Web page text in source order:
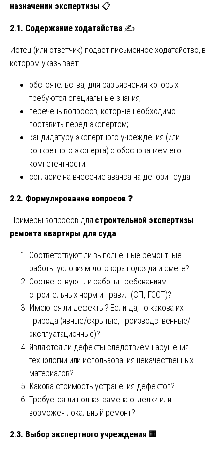
назначении экспертизы 📋
2.1. Содержание ходатайства ✍️
Истец (или ответчик) подаёт письменное ходатайство, в
котором указывает:
обстоятельства, для разъяснения которых
требуются специальные знания;
перечень вопросов, которые необходимо
поставить перед экспертом;
кандидатуру экспертного учреждения (или
конкретного эксперта) с обоснованием его
компетентности;
согласие на внесение аванса на депозит суда.
2.2. Формулирование вопросов ❓
Примеры вопросов для строительной экспертизы
ремонта квартиры для суда:
Соответствуют ли выполненные ремонтные
работы условиям договора подряда и смете?
Соответствуют ли работы требованиям
строительных норм и правил (СП, ГОСТ)?
Имеются ли дефекты? Если да, то какова их
природа (явные/скрытые, производственные/
эксплуатационные)?
Являются ли дефекты следствием нарушения
технологии или использования некачественных
материалов?
Какова стоимость устранения дефектов?
Требуется ли полная замена отделки или
возможен локальный ремонт?
2.3. Выбор экспертного учреждения 🏢